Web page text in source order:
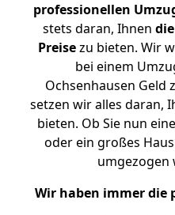
professionellen
stets daran, Ihnen
Preisezu bieten. Wir
bei einem
Ochsenhausen Geld
setzen wir alles daran,
bieten. Ob Sie nun
oder ein großes
umgezogen
Wir haben immer die